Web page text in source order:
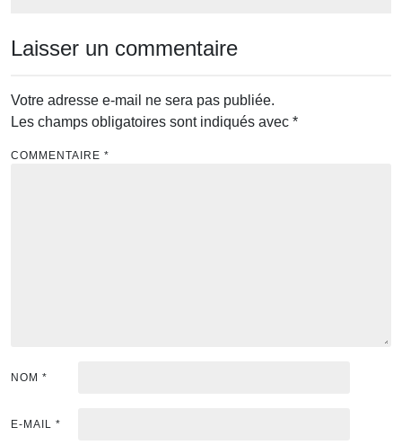
Laisser un commentaire
Votre adresse e-mail ne sera pas publiée.
Les champs obligatoires sont indiqués avec *
COMMENTAIRE *
NOM *
E-MAIL *